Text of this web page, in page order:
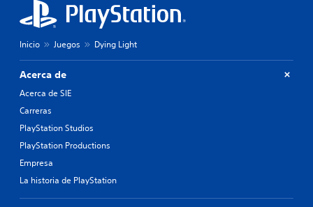
Inicio Juegos Dying Light
Acerca de
Acerca de SIE
Carreras
PlayStation Studios
PlayStation Productions
Empresa
La historia de PlayStation